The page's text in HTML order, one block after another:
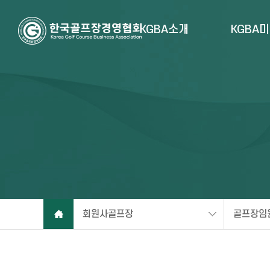
KGBA소개 KGBA
회원사골프장 골프장임